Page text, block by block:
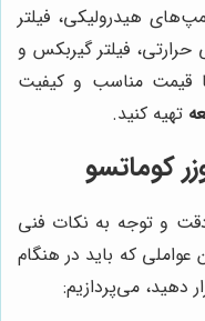
هیدرولیکی، فیلتر
فیلتر گیربکس و
قیمت مناسب و کیفیت
تهیه کنید.
کوماتسو
دقت و توجه به نکات فنی
که باید در هنگام
دهید، می‌پردازیم: